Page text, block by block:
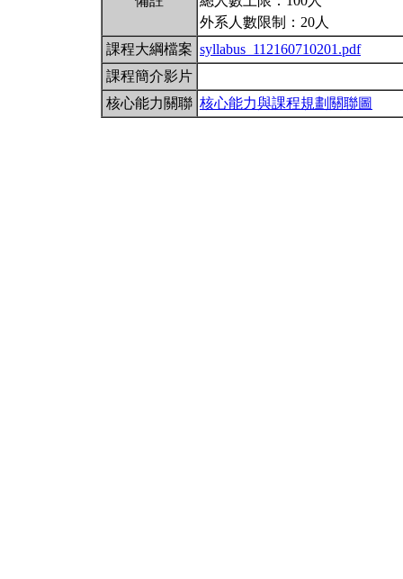
外系人數限制：20人
課程大綱檔案 syllabus_112160710201.pdf
課程簡介影片
核心能力關聯 核心能力與課程規劃關聯圖